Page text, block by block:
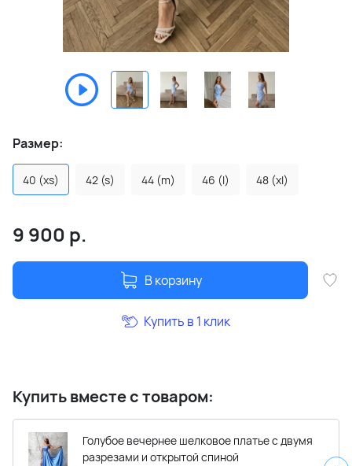
Размер:
40 (xs) 42 (s) 44 (m) 46 (l) 48 (xl)
9 900 р.
В корзину
Купить в 1 клик
Купить вместе с товаром:
Голубое вечернее шелковое платье с двумя
разрезами и открытой спиной